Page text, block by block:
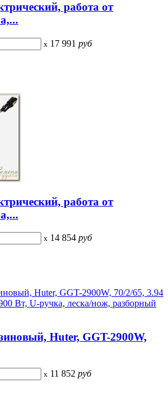
работа от
x 17 991 руб
работа от
x 14 854 руб
Huter, GGT-2900W,
x 11 852 руб